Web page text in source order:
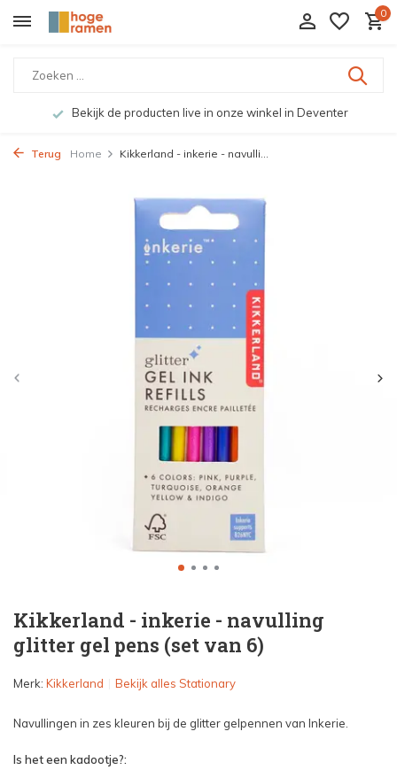
0
Bekijk de producten live in onze winkel in Deventer
Terug Home Kikkerland - inkerie - navulli...
Kikkerland - inkerie - navulling
glitter gel pens (set van 6)
Merk: Kikkerland Bekijk alles Stationary
Navullingen in zes kleuren bij de glitter gelpennen van Inkerie.
Is het een kadootje?: